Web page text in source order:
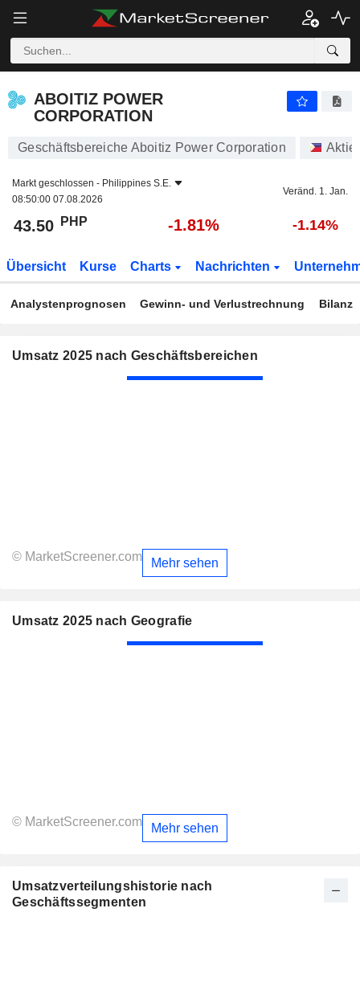
ABOITIZ POWER
CORPORATION
Geschäftsbereiche Aboitiz Power Corporation
Markt geschlossen - Philippines S.E.
08:50:00 07.08.2026
Veränd. 1. Jan.
43.50 PHP -1.81% -1.14%
Übersicht Kurse Charts Nachrichten
Analystenprognosen Gewinn- und Verlustrechnung Bilanz
Umsatz 2025 nach Geschäftsbereichen
© MarketScreener.com Mehr sehen
Umsatz 2025 nach Geografie
© MarketScreener.com Mehr sehen
Umsatzverteilungshistorie nach
Geschäftssegmenten